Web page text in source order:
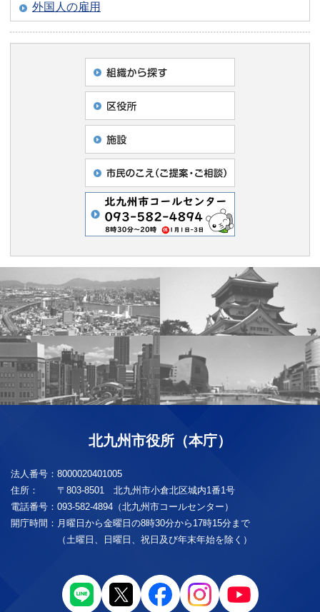
外国人の雇用
北九州市役所（本庁）
法人番号： 8000020401005
住所：
〒803-8501 北九州市小倉北区城内1番1号
電話番号： 093-582-4894（北九州市コールセンター）
開庁時間： 月曜日から金曜日の8時30分から17時15分まで
（土曜日、日曜日、祝日及び年末年始を除く）